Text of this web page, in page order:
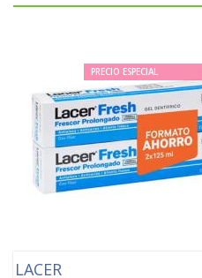
PRECIO ESPECIAL
LACER